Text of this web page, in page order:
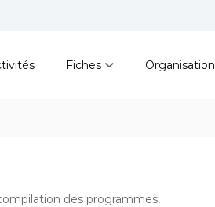
Fiches Organisation
des programmes,